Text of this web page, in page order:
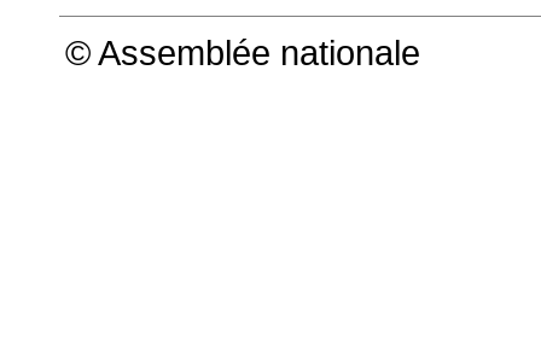
© Assemblée nationale